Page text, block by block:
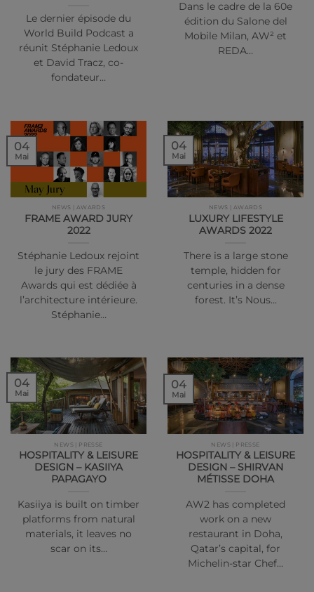
Le dernier épisode du
World Build Podcast a
réunit Stéphanie Ledoux
et David Tracz, co-
fondateur…
Dans le cadre de la 60e
édition du Salone del
Mobile Milan, AW² et
REDA…
NEWS | AWARDS
FRAME AWARD JURY
2022
Stéphanie Ledoux rejoint
le jury des FRAME
Awards qui est dédiée à
l’architecture intérieure.
Stéphanie…
04
Mai
NEWS | AWARDS
LUXURY LIFESTYLE
AWARDS 2022
There is a large stone
temple, hidden for
centuries in a dense
forest. It’s Nous…
04
Mai
NEWS | PRESSE
HOSPITALITY & LEISURE
DESIGN – KASIIYA
PAPAGAYO
Kasiiya is built on timber
platforms from natural
materials, it leaves no
scar on its…
04
Mai
NEWS | PRESSE
HOSPITALITY & LEISURE
DESIGN – SHIRVAN
MÉTISSE DOHA
AW2 has completed
work on a new
restaurant in Doha,
Qatar’s capital, for
Michelin-star Chef…
04
Mai